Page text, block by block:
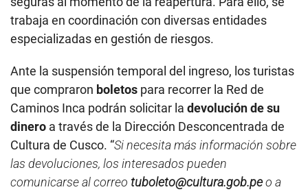
trabaja en coordinación con diversas entidades
especializadas en gestión de riesgos.
Ante la suspensión temporal del ingreso, los turistas
que compraron boletos para recorrer la Red de
Caminos Inca podrán solicitar la devolución de su
dinero a través de la Dirección Desconcentrada de
Cultura de Cusco. “Si necesita más información sobre
las devoluciones, los interesados pueden
comunicarse al correo tuboleto@cultura.gob.peo a